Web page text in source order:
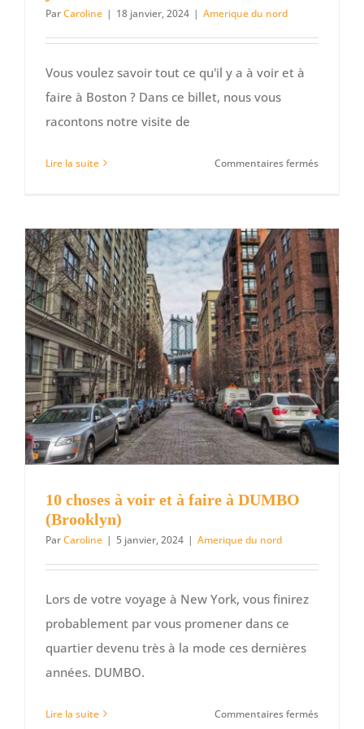
ParCaroline | 18 janvier, 2024 | Amerique du nord
Vous voulez savoir tout ce qu'il y a à voir et à
faire à Boston ? Dans ce billet, nous vous
racontons notre visite de
Lire la suite Commentaires ferméssur
voir
et
à
faire
à
Boston
en
2
jours
10 choses à voir et à faire à DUMBO
(Brooklyn)
ParCaroline | 5 janvier, 2024 | Amerique du nord
Lors de votre voyage à New York, vous finirez
probablement par vous promener dans ce
quartier devenu très à la mode ces dernières
années. DUMBO.
Lire la suite Commentaires ferméssur